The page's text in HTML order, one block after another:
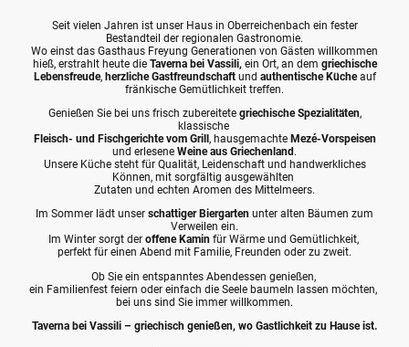
Seit vielen Jahren ist unser Haus in Oberreichenbach ein fester
Bestandteil der regionalen Gastronomie.
Wo einst das Gasthaus Freyung Generationen von Gästen willkommen
hieß, erstrahlt heute die Taverna bei Vassili,ein Ort, an dem griechische
Lebensfreude, herzliche Gastfreundschaftund authentische Kücheauf
fränkische Gemütlichkeit treffen.
Genießen Sie bei uns frisch zubereitete griechische Spezialitäten,
klassische
Fleisch- und Fischgerichte vom Grill , hausgemachte Mezé-Vorspeisen
und erlesene Weine aus Griechenland .
Unsere Küche steht für Qualität, Leidenschaft und handwerkliches
Können, mit sorgfältig ausgewählten
Zutaten und echten Aromen des Mittelmeers.
Im Sommer lädt unser schattiger Biergarten unter alten Bäumen zum
Verweilen ein.
Im Winter sorgt der offene Kamin für Wärme und Gemütlichkeit,
perfekt für einen Abend mit Familie, Freunden oder zu zweit.
Ob Sie ein entspanntes Abendessen genießen,
ein Familienfest feiern oder einfach die Seele baumeln lassen möchten,
bei uns sind Sie immer willkommen.
Taverna bei Vassili – griechisch genießen, wo Gastlichkeit zu Hause ist.